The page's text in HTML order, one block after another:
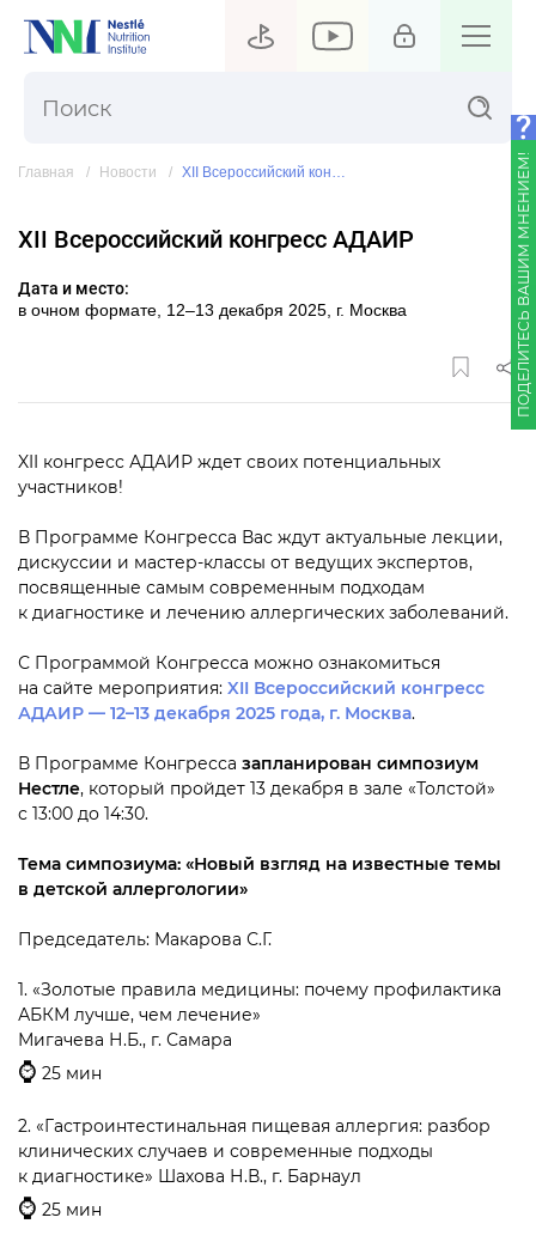
Главная Новости XII Всероссийский конгресс АДАИР
XII Всероссийский конгресс АДАИР
Дата и место:
в очном формате, 12–13 декабря 2025, г. Москва
XII конгресс АДАИР ждет своих потенциальных
участников!
В Программе Конгресса Вас ждут актуальные лекции,
дискуссии и мастер-классы от ведущих экспертов,
посвященные самым современным подходам
к диагностике и лечению аллергических заболеваний.
С Программой Конгресса можно ознакомиться
на сайте мероприятия: XII Всероссийский конгресс
АДАИР — 12–13 декабря 2025 года, г. Москва.
В Программе Конгресса запланирован симпозиум
Нестле, который пройдет 13 декабря в зале «Толстой»
с 13:00 до 14:30.
Тема симпозиума: «Новый взгляд на известные темы
в детской аллергологии»
Председатель: Макарова С.Г.
1. «Золотые правила медицины: почему профилактика
АБКМ лучше, чем лечение»
Мигачева Н.Б., г. Самара
⌚ 25 мин
2. «Гастроинтестинальная пищевая аллергия: разбор
клинических случаев и современные подходы
к диагностике» Шахова Н.В., г. Барнаул
⌚ 25 мин
ПОДЕЛИТЕСЬ ВАШИМ МНЕНИЕМ!